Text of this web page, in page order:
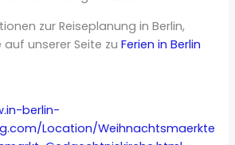
zur Reiseplanung in Berlin,
auf unserer Seite zuFerien in Berlin
berlin-
Location/Weihnachtsmaerkte